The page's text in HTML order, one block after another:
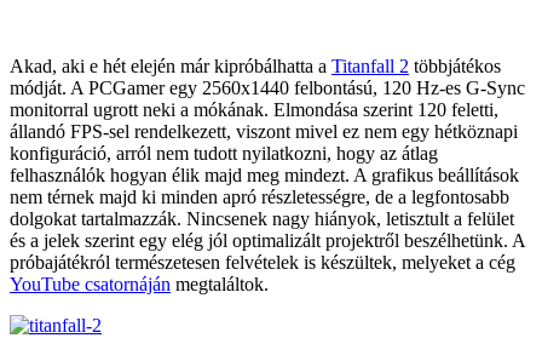
Akad, aki e hét elején már kipróbálhatta a Titanfall 2 többjátékos
módját. A PCGamer egy 2560x1440 felbontású, 120 Hz-es G-Sync
monitorral ugrott neki a mókának. Elmondása szerint 120 feletti,
állandó FPS-sel rendelkezett, viszont mivel ez nem egy hétköznapi
konfiguráció, arról nem tudott nyilatkozni, hogy az átlag
felhasználók hogyan élik majd meg mindezt. A grafikus beállítások
nem térnek majd ki minden apró részletességre, de a legfontosabb
dolgokat tartalmazzák. Nincsenek nagy hiányok, letisztult a felület
és a jelek szerint egy elég jól optimalizált projektről beszélhetünk. A
próbajátékról természetesen felvételek is készültek, melyeket a cég
YouTube csatornáján megtaláltok.